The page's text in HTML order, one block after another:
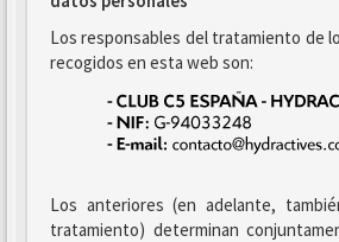
Los responsables del tratamiento de
recogidos en esta web son:
Los anteriores (en adelante,
tratamiento) determinan